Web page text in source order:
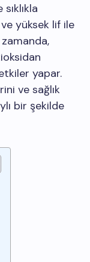
yüksek lif ile
yapar.
ve sağlık
bir şekilde